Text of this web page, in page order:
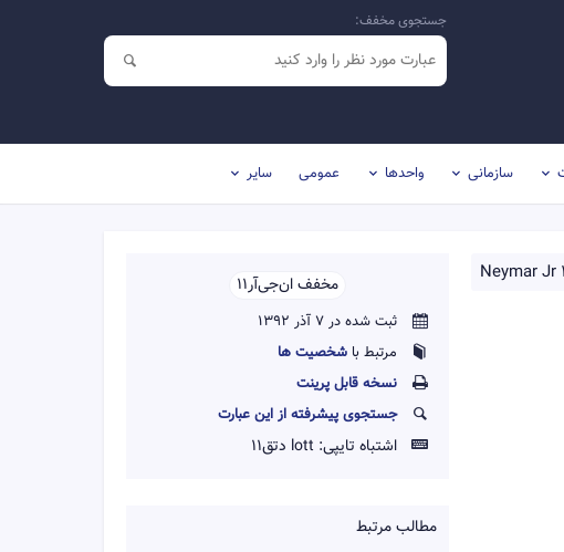
جستجوی مخفف:
سازمانی واحدها عمومی سایر
Neymar Jr مخفف ان‌جی‌آر‌1‌1‌‌
ثبت شده در 7 آذر 1392
مرتبط با شخصیت ها
نسخه قابل پرينت
جستجوی پیشرفته از این عبارت
اشتباه تایپی: lott دتق11
مطالب مرتبط